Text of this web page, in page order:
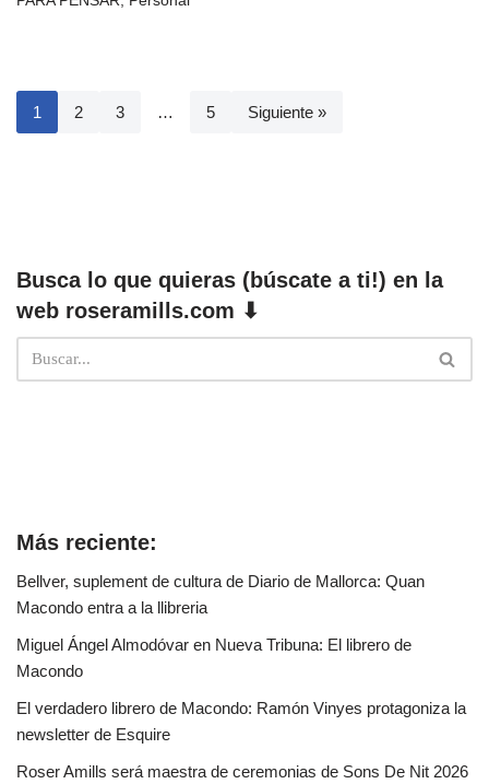
1 2 3 … 5 Siguiente »
Busca lo que quieras (búscate a ti!) en la
web roseramills.com ⬇
Más reciente:
Bellver, suplement de cultura de Diario de Mallorca: Quan
Macondo entra a la llibreria
Miguel Ángel Almodóvar en Nueva Tribuna: El librero de
Macondo
El verdadero librero de Macondo: Ramón Vinyes protagoniza la
newsletter de Esquire
Roser Amills será maestra de ceremonias de Sons De Nit 2026